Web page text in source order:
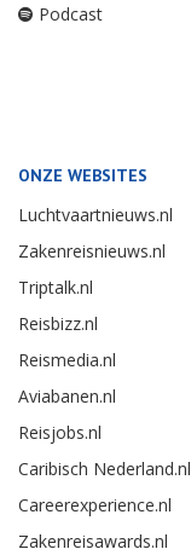
Podcast
ONZE WEBSITES
Luchtvaartnieuws.nl
Zakenreisnieuws.nl
Triptalk.nl
Reisbizz.nl
Reismedia.nl
Aviabanen.nl
Reisjobs.nl
Caribisch Nederland.nl
Careerexperience.nl
Zakenreisawards.nl